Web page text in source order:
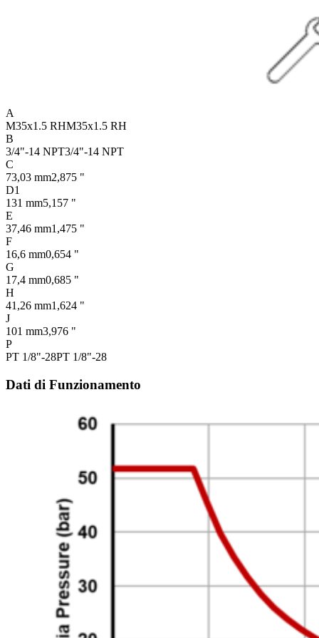
A
M35x1.5 RHM35x1.5 RH
B
3/4"-14 NPT3/4"-14 NPT
C
73,03 mm2,875 "
D1
131 mm5,157 "
E
37,46 mm1,475 "
F
16,6 mm0,654 "
G
17,4 mm0,685 "
H
41,26 mm1,624 "
J
101 mm3,976 "
P
PT 1/8"-28PT 1/8"-28
Dati di Funzionamento